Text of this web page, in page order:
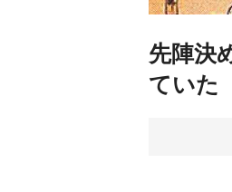
先陣決
ていた